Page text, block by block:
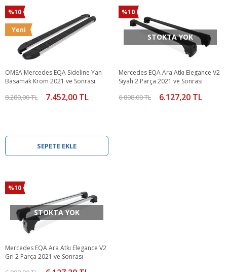
%10
Yeni
OMSA Mercedes EQA Sideline Yan
Basamak Krom 2021 ve Sonrası
8.280,00 TL 7.452,00 TL
SEPETE EKLE
%10
STOKTA YOK
Mercedes EQA Ara Atkı Elegance V2
Siyah 2 Parça 2021 ve Sonrası
6.808,00 TL 6.127,20 TL
%10
STOKTA YOK
Mercedes EQA Ara Atkı Elegance V2
Gri 2 Parça 2021 ve Sonrası